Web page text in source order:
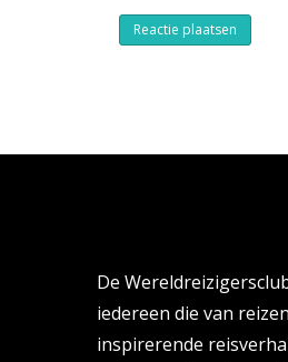
De
iedereen die van
inspirerende